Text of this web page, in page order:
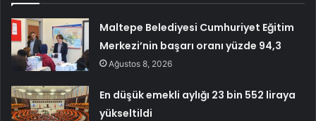
Maltepe Belediyesi Cumhuriyet Eğitim
Merkezi’nin başarı oranı yüzde 94,3
Ağustos 8, 2026
En düşük emekli aylığı 23 bin 552 liraya
yükseltildi